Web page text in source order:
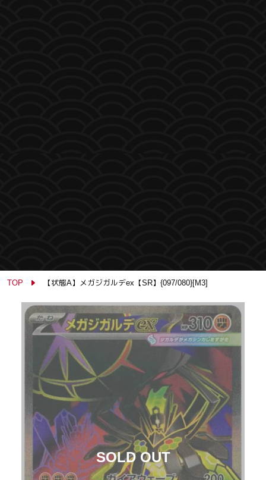
TOP 【状態A】メガジガルデex【SR】{097/080}[M3]